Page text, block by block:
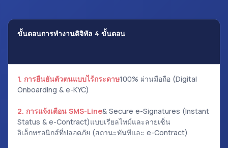
ขั้นตอนการทำงานดิจิทัล 4 ขั้นตอน
1. การยืนยันตัวตนแบบไร้กระดาษ100% ผ่านมือถือ (Digital
Onboarding & e-KYC)
2. การแจ้งเตือน SMS-Line& Secure e-Signatures (Instant
Status & e-Contract)แบบเรียลไทม์และลายเซ็น
อิเล็กทรอนิกส์ที่ปลอดภัย (สถานะทันทีและ e-Contract)